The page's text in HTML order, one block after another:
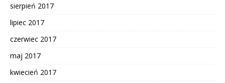
sierpień 2017
lipiec 2017
czerwiec 2017
maj 2017
kwiecień 2017